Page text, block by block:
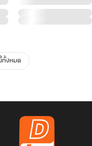
ทั้งหมด